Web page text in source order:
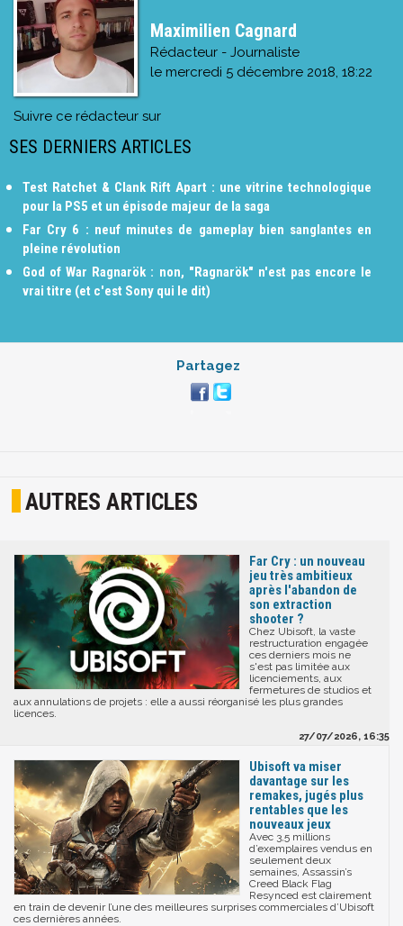
Maximilien Cagnard
Rédacteur - Journaliste
le mercredi 5 décembre 2018, 18:22
Suivre ce rédacteur sur
SES DERNIERS ARTICLES
Test Ratchet & Clank Rift Apart : une vitrine technologique
pour la PS5 et un épisode majeur de la saga
Far Cry 6 : neuf minutes de gameplay bien sanglantes en
pleine révolution
God of War Ragnarök : non, "Ragnarök" n'est pas encore le
vrai titre (et c'est Sony qui le dit)
Partagez
AUTRES ARTICLES
Far Cry : un nouveau
jeu très ambitieux
après l'abandon de
son extraction
shooter ?
Chez Ubisoft, la vaste
restructuration engagée
ces derniers mois ne
s'est pas limitée aux
licenciements, aux
fermetures de studios et
aux annulations de projets : elle a aussi réorganisé les plus grandes
licences.
27/07/2026, 16:35
Ubisoft va miser
davantage sur les
remakes, jugés plus
rentables que les
nouveaux jeux
Avec 3,5 millions
d’exemplaires vendus en
seulement deux
semaines, Assassin’s
Creed Black Flag
Resynced est clairement
en train de devenir l’une des meilleures surprises commerciales d’Ubisoft
ces dernières années.